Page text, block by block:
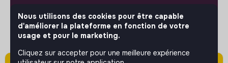
SUIVEZ-NOUS
Nous utilisons des cookies pour être capable
d'améliorer la plateforme en fonction de votre
usage et pour le marketing.
Cliquez sur accepter pour une meilleure expérience